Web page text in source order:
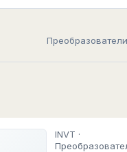
INVT ·